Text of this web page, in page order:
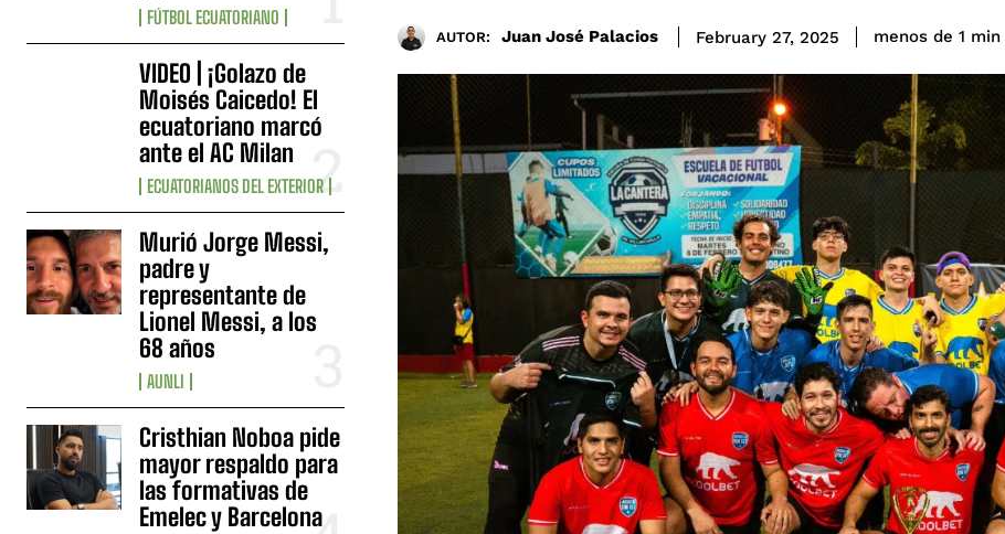
FÚTBOL ECUATORIANO
VIDEO | ¡Golazo de
Moisés Caicedo! El
ecuatoriano marcó
ante el AC Milan
ECUATORIANOS DEL EXTERIOR
Murió Jorge Messi,
padre y
representante de
Lionel Messi, a los
68 años
AUNLI
Cristhian Noboa pide
mayor respaldo para
las formativas de
Emelec y Barcelona
AUTOR: Juan José Palacios February 27, 2025 menos de 1 min